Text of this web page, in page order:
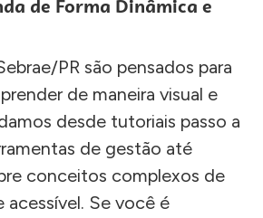
de Forma Dinâmica e
PR são pensados para
de maneira visual e
desde tutoriais passo a
de gestão até
conceitos complexos de
acessível. Se você é